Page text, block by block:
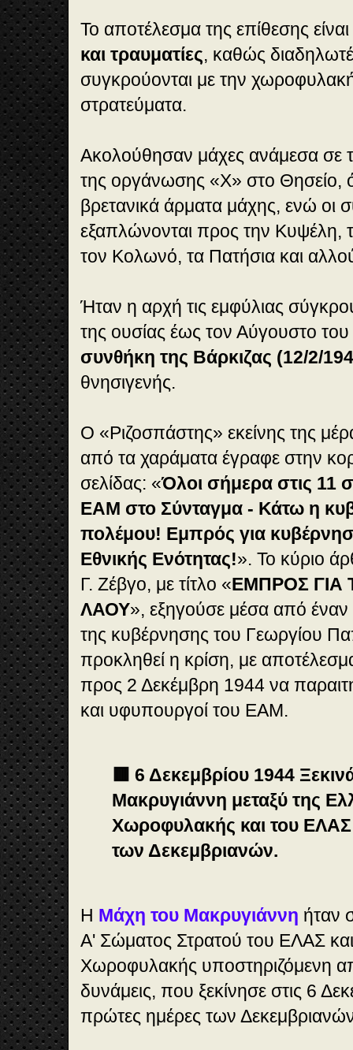
Το αποτέλεσμα της επίθεσης
και τραυματίες, καθώς
συγκρούονται με την
στρατεύματα.
Ακολούθησαν μάχες ανάμεσα σε
της οργάνωσης «Χ» στο Θησείο,
βρετανικά άρματα μάχης, ενώ οι
εξαπλώνονται προς την Κυψέλη,
τον Κολωνό, τα Πατήσια και
Ήταν η αρχή τις εμφύλιας
της ουσίας έως τον Αύγουστο
συνθήκη της Βάρκιζας (12/2/
θνησιγενής.
Ο «Ριζοσπάστης» εκείνης της
από τα χαράματα έγραφε στην
σελίδας: «Όλοι σήμερα στις 11
ΕΑΜ στο Σύνταγμα - Κάτω η
πολέμου! Εμπρός για
Εθνικής Ενότητας!». Το κύριο
Γ. Ζέβγο, με τίτλο «ΕΜΠΡΟΣ ΓΙΑ
ΛΑΟΥ», εξηγούσε μέσα από
της κυβέρνησης του Γεωργίου
προκληθεί η κρίση, με
προς 2 Δεκέμβρη 1944 να
και υφυπουργοί του ΕΑΜ.
🟥 6 Δεκεμβρίου 1944
Μακρυγιάννη μεταξύ της
Χωροφυλακής και του ΕΛΑΣ
των Δεκεμβριανών.
Η Μάχη του Μακρυγιάννη ήταν
Α' Σώματος Στρατού του ΕΛΑΣ και
Χωροφυλακής υποστηριζόμενη
δυνάμεις, που ξεκίνησε στις 6
πρώτες ημέρες των